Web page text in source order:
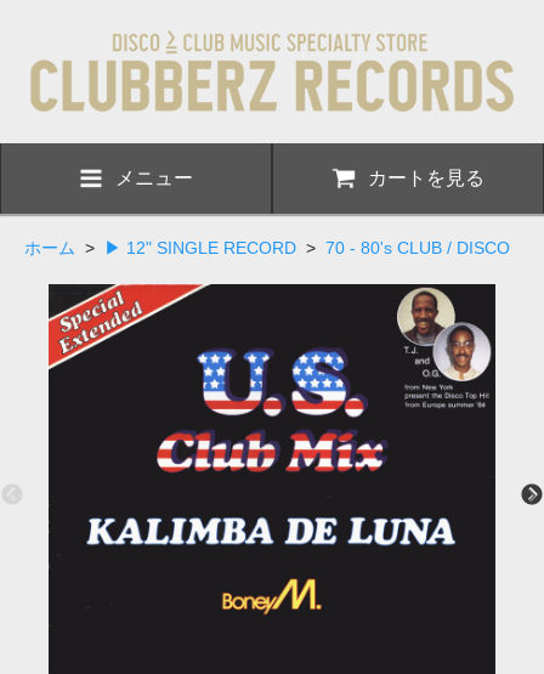
メニュー カートを見る
ホーム > ▶ 12" SINGLE RECORD > 70 - 80's CLUB / DISCO